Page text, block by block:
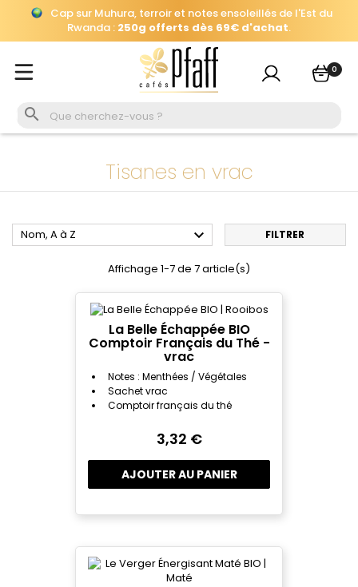
Cap sur Muhura, terroir et notes ensoleillés de l'Est du
Rwanda : 250g offerts dès 69€ d'achat.
Automatiquement ajouté à votre panier, jusqu'au 26 août à
Cap sur Muhura, terroir et notes ensoleillés de l'Est du
Rwanda :250g offerts dès 69€ d'achat

0
Tisanes en vrac
Nom, A à Z  FILTRER
Affichage 1-7 de 7 article(s)
La Belle Échappée BIO
Comptoir Français du Thé -
vrac
Notes : Menthées / Végétales
Sachet vrac
Comptoir français du thé
3,32 €
AJOUTER AU PANIER
Se connecter ×
Vous devez être connecté pour enregistrer les produits
de votre liste de souhaits.